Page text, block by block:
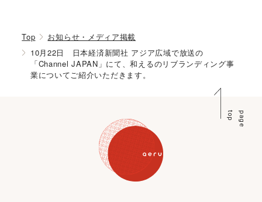
Top
お知らせ・メディア掲載
10月22日 日本経済新聞社 アジア広域で放送の
「Channel JAPAN」にて、和えるのリブランディング事
業についてご紹介いただきます。
p
a
g
e
t
o
p